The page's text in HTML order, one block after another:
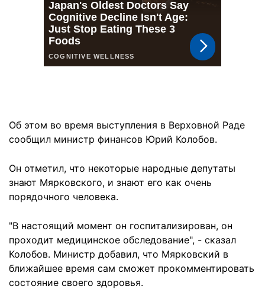
Об этом во время выступления в Верховной Раде
сообщил министр финансов Юрий Колобов.
Он отметил, что некоторые народные депутаты
знают Мярковского, и знают его как очень
порядочного человека.
"В настоящий момент он госпитализирован, он
проходит медицинское обследование", - сказал
Колобов. Министр добавил, что Мярковский в
ближайшее время сам сможет прокомментировать
состояние своего здоровья.